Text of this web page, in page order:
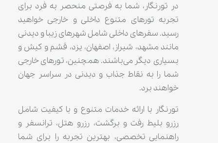
در تورنگار، شما به فرصتی منحصر به فرد برای
تجربه تورهای متنوع داخلی و خارجی خواهید
رسید. سفرهای داخلی شامل شهرهای زیبا و دیدنی
مانند مشهد، شیراز، اصفهان، یزد، قشم و کیش و
بسیاری دیگر می‌باشند. همچنین، تورهای خارجی
شما را به نقاط جذاب و دیدنی در سراسر جهان
خواهند برد.
تورنگار با ارائه خدمات متنوع و با کیفیت شامل
رزرو بلیط رفت و برگشت، رزرو هتل، ترانسفر و
راهنمایی تخصصی، بهترین تجربه را برای شما